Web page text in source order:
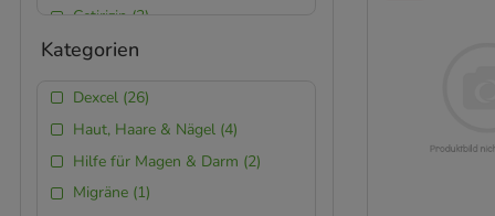
7 st (1)
21 st (1)
18 g (1)
Cetirizin (3)
Ciclopirox (2)
Doxylamin (2)
Finasterid (2)
Flurbiprofen (2)
Hydrochlorothiazid (7)
Kategorien
Dexcel (26)
Haut, Haare & Nägel (4)
Hilfe für Magen & Darm (2)
Migräne (1)